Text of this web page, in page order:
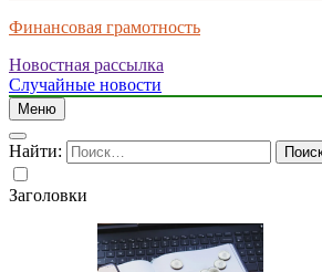
Финансовая грамотность
Новостная рассылка
Случайные новости
Меню
Найти:
Заголовки